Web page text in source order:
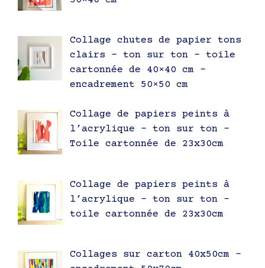
Collage chutes de papier tons
clairs – ton sur ton – toile
cartonnée de 40×40 cm –
encadrement 50×50 cm
Collage de papiers peints à
l’acrylique – ton sur ton –
Toile cartonnée de 23x30cm
Collage de papiers peints à
l’acrylique – ton sur ton –
toile cartonnée de 23x30cm
Collages sur carton 40x50cm –